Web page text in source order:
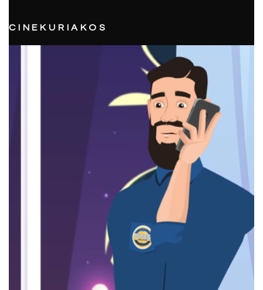
CINEKURIAKOS